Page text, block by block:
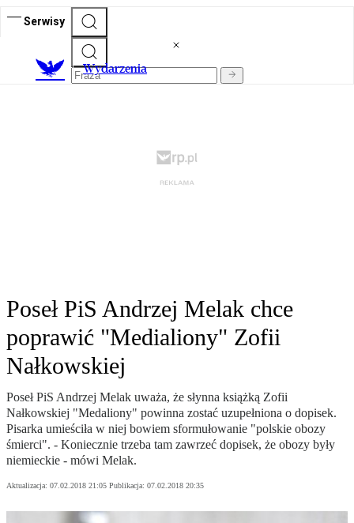
Serwisy
Wydarzenia
Poseł PiS Andrzej Melak chce
poprawić "Medialiony" Zofii
Nałkowskiej
Poseł PiS Andrzej Melak uważa, że słynna książką Zofii
Nałkowskiej "Medaliony" powinna zostać uzupełniona o dopisek.
Pisarka umieściła w niej bowiem sformułowanie "polskie obozy
śmierci". - Koniecznie trzeba tam zawrzeć dopisek, że obozy były
niemieckie - mówi Melak.
Aktualizacja: 07.02.2018 21:05 Publikacja: 07.02.2018 20:35